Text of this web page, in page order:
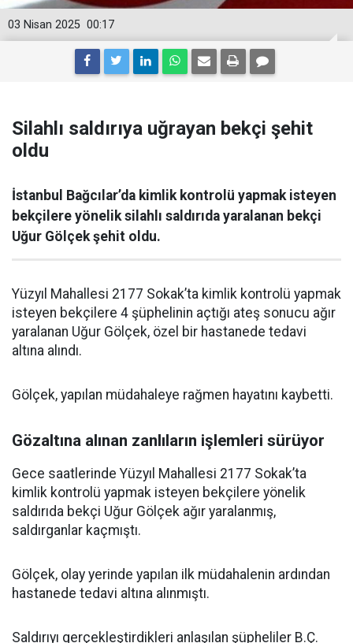
00:17
03 Nisan 2025
Silahlı saldırıya uğrayan bekçi şehit
oldu
İstanbul Bağcılar’da kimlik kontrolü yapmak isteyen
bekçilere yönelik silahlı saldırıda yaralanan bekçi
Uğur Gölçek şehit oldu.
Yüzyıl Mahallesi 2177 Sokak’ta kimlik kontrolü yapmak
isteyen bekçilere 4 şüphelinin açtığı ateş sonucu ağır
yaralanan Uğur Gölçek, özel bir hastanede tedavi
altına alındı.
Gölçek, yapılan müdahaleye rağmen hayatını kaybetti.
Gözaltına alınan zanlıların işlemleri sürüyor
Gece saatlerinde Yüzyıl Mahallesi 2177 Sokak’ta
kimlik kontrolü yapmak isteyen bekçilere yönelik
saldırıda bekçi Uğur Gölçek ağır yaralanmış,
saldırganlar kaçmıştı.
Gölçek, olay yerinde yapılan ilk müdahalenin ardından
hastanede tedavi altına alınmıştı.
Saldırıyı gerçekleştirdikleri anlaşılan şüpheliler B.Ç.